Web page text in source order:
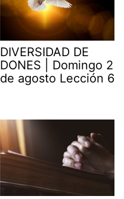
DIVERSIDAD DE
DONES | Domingo 2
de agosto Lección 6